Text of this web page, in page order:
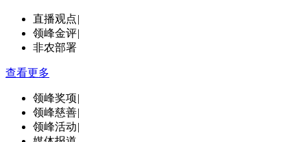
直播观点|
领峰金评|
非农部署
查看更多
领峰奖项|
领峰慈善|
领峰活动|